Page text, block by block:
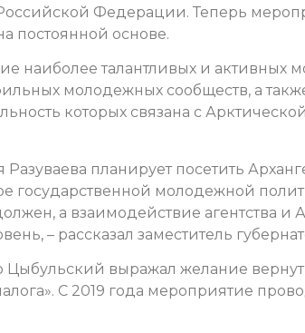
Федерации. Теперь
постоянной основе.
наиболее талантливых и активных
молодежных сообществ, а
которых связана с
планирует посетить
государственной молодежной
а взаимодействие агентства и
– рассказал заместитель
выражал желание
С 2019 года мероприятие